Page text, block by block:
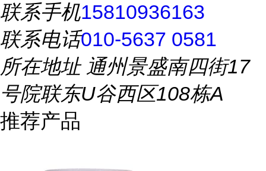
联系手机15810936163
联系电话010-5637 0581
所在地址通州景盛南四街17
号院联东U谷西区108栋A
推荐产品